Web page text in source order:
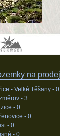
na
- Velké Těšany - 0
- 3
- 0
- 0
- 0
- 0